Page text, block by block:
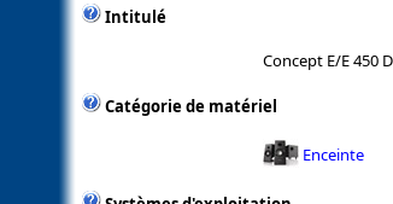
Intitulé
Concept E/E 450
Catégorie de matériel
Enceinte